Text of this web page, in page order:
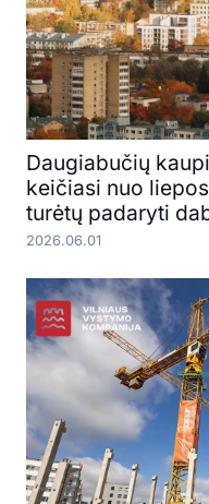
Daugiabučių
keičiasi nuo
turėtų padaryti
2026.06.01